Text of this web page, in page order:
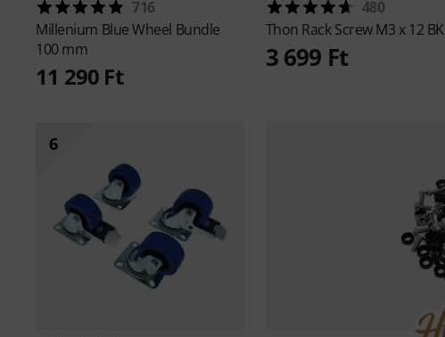
716
Millenium Blue Wheel Bundle
100 mm
11 290 Ft
480
Thon Rack Screw M3 x 12 BK
3 699 Ft
6